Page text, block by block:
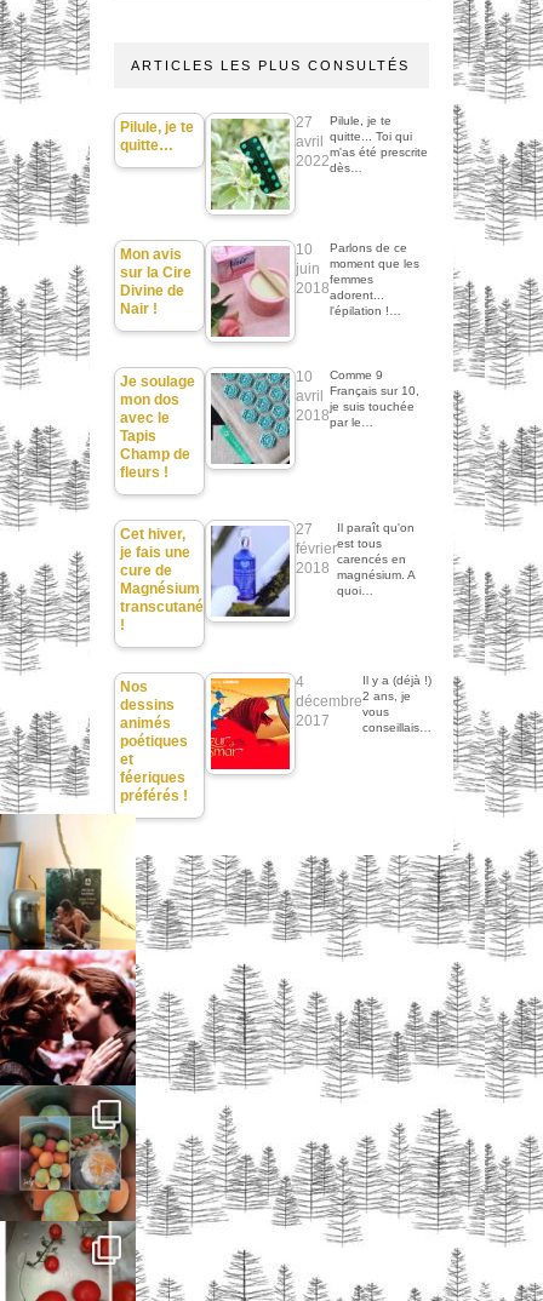
ARTICLES LES PLUS CONSULTÉS
Pilule, je te
quitte…
27
avril
2022
Pilule, je te
quitte... Toi qui
m'as été prescrite
dès…
Mon avis
sur la Cire
Divine de
Nair !
10
juin
2018
Parlons de ce
moment que les
femmes
adorent...
l'épilation !…
Je soulage
mon dos
avec le
Tapis
Champ de
fleurs !
10
avril
2018
Comme 9
Français sur 10,
je suis touchée
par le…
Cet hiver,
je fais une
cure de
Magnésium
transcutané
!
27
février
2018
Il paraît qu'on
est tous
carencés en
magnésium. A
quoi…
Nos
dessins
animés
poétiques
et
féeriques
préférés !
4
décembre
2017
Il y a (déjà !)
2 ans, je
vous
conseillais…